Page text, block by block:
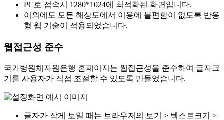
PC로 접속시 1280*1024에 최적화된 화면입니다.
이외에도 모든 해상도에서 이용에 불편함이 없도록 반응
형 웹 기술이 적용되었습니다.
웹접근성 준수
국가병원체자원은행 홈페이지는 웹접근성을 준수하여 글자크
기를 사용자가 직접 조절할 수 있도록 만들었습니다.
글자가 작게 보일 때는 브라우저의 보기 > 텍스트크기 >